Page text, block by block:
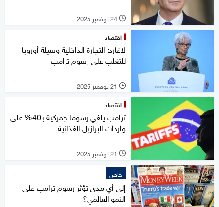
l 24 نوفمبر 2025
اقتصاد
لاغارد: التجارة الداخلية وسيلة أوروبا
للتغلب على رسوم ترامب
l 21 نوفمبر 2025
اقتصاد
ترامب يلغي رسوما جمركية بـ40% على
واردات البرازيل الغذائية
l 21 نوفمبر 2025
خاص
إلى أي مدى تؤثر رسوم ترامب على
النمو العالمي؟